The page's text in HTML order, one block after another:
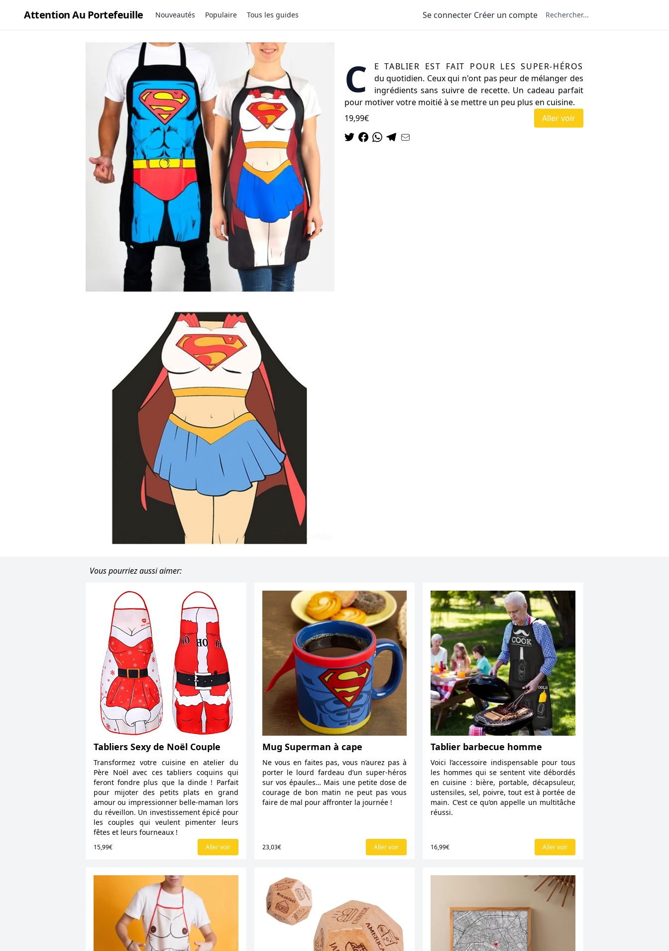
Attention Au Portefeuille Nouveautés Populaire Tous les guides Se connecter Créer un compte
C
e tablier est fait pour les super-héros
du quotidien. Ceux qui n'ont pas peur de mélanger des
ingrédients sans suivre de recette. Un cadeau parfait
pour motiver votre moitié à se mettre un peu plus en cuisine.
19,99€
Aller voir
Vous pourriez aussi aimer:
Tabliers Sexy de Noël Couple
Transformez votre cuisine en atelier du
Père Noël avec ces tabliers coquins qui
feront fondre plus que la dinde ! Parfait
pour mijoter des petits plats en grand
amour ou impressionner belle-maman lors
du réveillon. Un investissement épicé pour
les couples qui veulent pimenter leurs
fêtes et leurs fourneaux !
15,99€ Aller voir
Mug Superman à cape
Ne vous en faites pas, vous n’aurez pas à
porter le lourd fardeau d’un super-héros
sur vos épaules… Mais une petite dose de
courage de bon matin ne peut pas vous
faire de mal pour affronter la journée !
23,03€ Aller voir
Tablier barbecue homme
Voici l’accessoire indispensable pour tous
les hommes qui se sentent vite débordés
en cuisine : bière, portable, décapsuleur,
ustensiles, sel, poivre, tout est à portée de
main. C’est ce qu’on appelle un multitâche
réussi.
16,99€ Aller voir